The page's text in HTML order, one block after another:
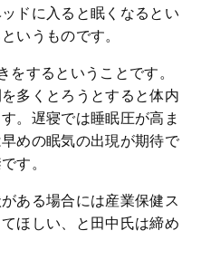
ドに入ると眠くなるとい
いうものです。
するということです。
多くとろうとすると体内
。遅寝では睡眠圧が高ま
めの眠気の出現が期待で
す。
ある場合には産業保健ス
ほしい、と田中氏は締め